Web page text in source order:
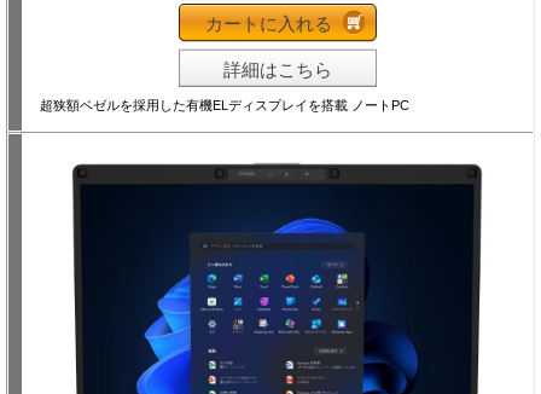
カートに入れる
詳細はこちら
超狭額ベゼルを採用した有機ELディスプレイを搭載 ノートPC